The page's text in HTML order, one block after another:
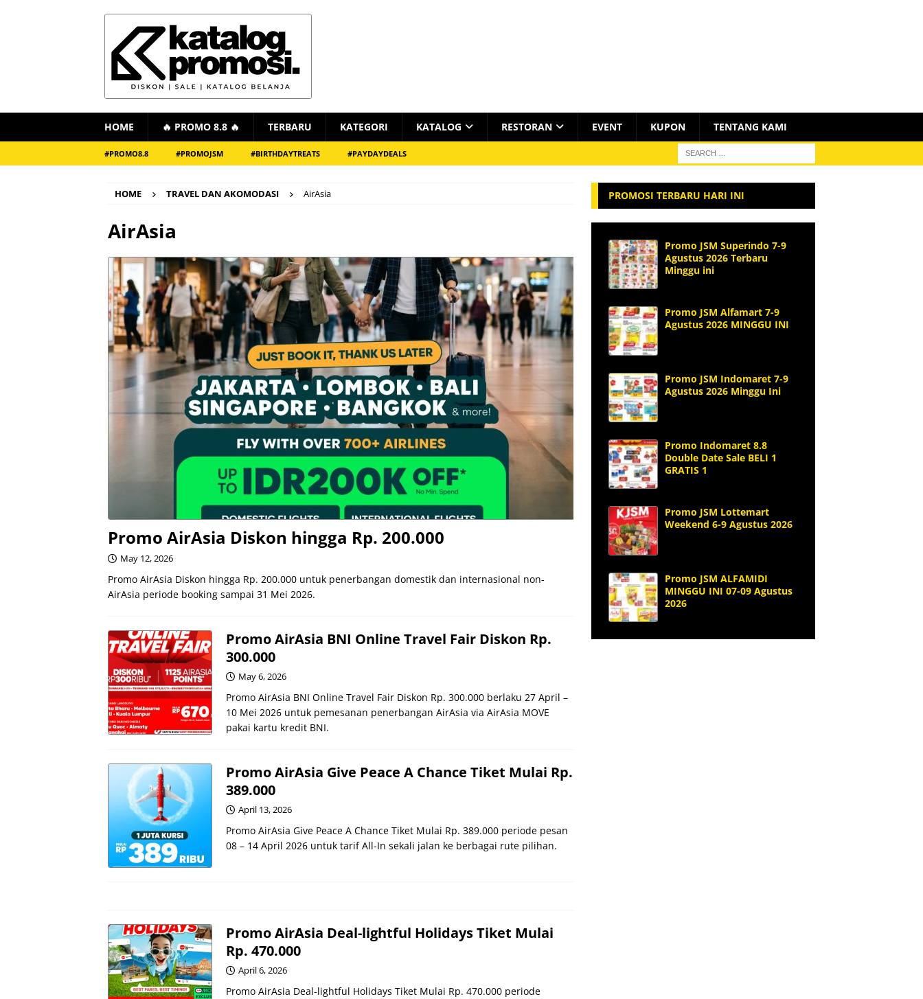
HOME 🔥 PROMO 8.8 🔥 TERBARU KATEGORI KATALOG RESTORAN EVENT KUPON TENTANG KAMI
#PROMO8.8 #PROMOJSM #BIRTHDAYTREATS #PAYDAYDEALS
HOME TRAVEL DAN AKOMODASI AirAsia
AirAsia
Promo AirAsia Diskon hingga Rp. 200.000
May 12, 2026
Promo AirAsia Diskon hingga Rp. 200.000 untuk penerbangan domestik dan internasional non-
AirAsia periode booking sampai 31 Mei 2026.
Promo AirAsia BNI Online Travel Fair Diskon Rp.
300.000
May 6, 2026
Promo AirAsia BNI Online Travel Fair Diskon Rp. 300.000 berlaku 27 April –
10 Mei 2026 untuk pemesanan penerbangan AirAsia via AirAsia MOVE
pakai kartu kredit BNI.
Promo AirAsia Give Peace A Chance Tiket Mulai Rp.
389.000
April 13, 2026
Promo AirAsia Give Peace A Chance Tiket Mulai Rp. 389.000 periode pesan
08 – 14 April 2026 untuk tarif All-In sekali jalan ke berbagai rute pilihan.
Promo AirAsia Deal-lightful Holidays Tiket Mulai
Rp. 470.000
April 6, 2026
Promo AirAsia Deal-lightful Holidays Tiket Mulai Rp. 470.000 periode
PROMOSI TERBARU HARI INI
Promo JSM Superindo 7-9
Agustus 2026 Terbaru
Minggu ini
Promo JSM Alfamart 7-9
Agustus 2026 MINGGU INI
Promo JSM Indomaret 7-9
Agustus 2026 Minggu Ini
Promo Indomaret 8.8
Double Date Sale BELI 1
GRATIS 1
Promo JSM Lottemart
Weekend 6-9 Agustus 2026
Promo JSM ALFAMIDI
MINGGU INI 07-09 Agustus
2026